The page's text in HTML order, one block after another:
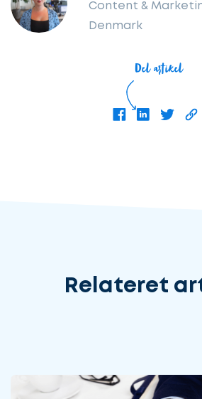
Content &
Denmark
Del artikel
Relateret